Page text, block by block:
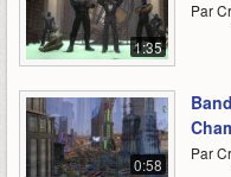
1:35
Par
0:58
Par